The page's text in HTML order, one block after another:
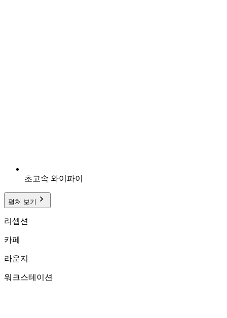
초고속 와이파이
펼쳐 보기
리셉션
카페
라운지
워크스테이션